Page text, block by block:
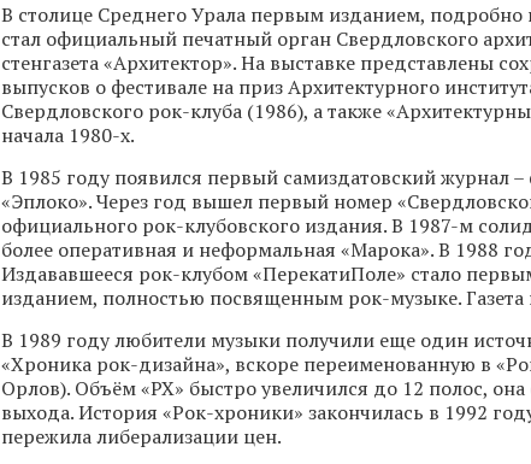
В столице Среднего Урала первым изданием,
стал официальный печатный орган Свердловского
стенгазета «Архитектор». На выставке представлены
выпусков о фестивале на приз Архитектурного
Свердловского рок-клуба (1986), а также
начала 1980-х.
В 1985 году появился первый самиздатовский журнал –
«Эплоко». Через год вышел первый номер
официального рок-клубовского издания. В 1987-м
более оперативная и неформальная «Марока». В 1988
Издававшееся рок-клубом «ПерекатиПоле» стало
изданием, полностью посвященным рок-музыке. Газета
В 1989 году любители музыки получили еще один
«Хроника рок-дизайна», вскоре переименованную в
Орлов). Объём «РХ» быстро увеличился до 12 полос,
выхода. История «Рок-хроники» закончилась в 1992
пережила либерализации цен.